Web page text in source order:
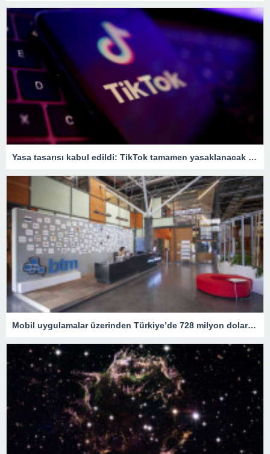
Yasa tasarısı kabul edildi: TikTok tamamen yasaklanacak – Son Dakika Teknoloji Haberleri
Mobil uygulamalar üzerinden Türkiye’de 728 milyon dolar harcama yapıldı